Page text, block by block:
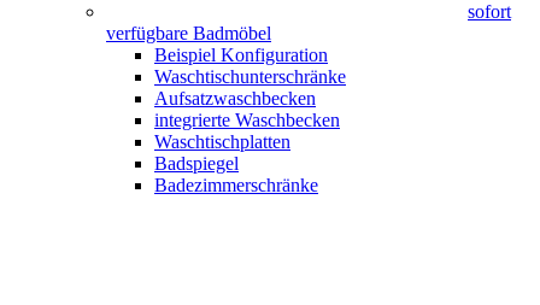
sofort
verfügbare Badmöbel
Beispiel Konfiguration
Waschtischunterschränke
Aufsatzwaschbecken
integrierte Waschbecken
Waschtischplatten
Badspiegel
Badezimmerschränke